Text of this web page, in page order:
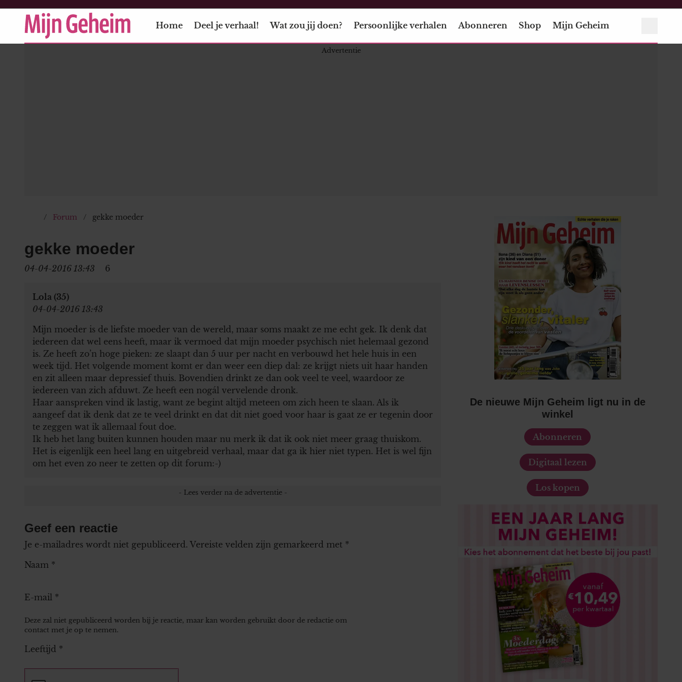
Home Deel je verhaal! Wat zou jij doen? Persoonlijke verhalen Abonneren Shop Mijn Geheim
Forum gekke moeder
gekke moeder
04-04-2016 13:43 6
Lola (35)
04-04-2016 13:43
Mijn moeder is de liefste moeder van de wereld, maar soms maakt ze me echt gek. Ik denk dat
iedereen dat wel eens heeft, maar ik vermoed dat mijn moeder psychisch niet helemaal gezond
is. Ze heeft zo’n hoge pieken: ze slaapt dan 5 uur per nacht en verbouwd het hele huis in een
week tijd. Het volgende moment komt er dan weer een diep dal: ze krijgt niets uit haar handen
en zit alleen maar depressief thuis. Bovendien drinkt ze dan ook veel te veel, waardoor ze
iedereen van zich afduwt. Ze heeft een nogál vervelende dronk.
Haar aanspreken vind ik lastig, want ze begint altijd meteen om zich heen te slaan. Als ik
aangeef dat ik denk dat ze te veel drinkt en dat dit niet goed voor haar is gaat ze er tegenin door
te zeggen wat ik allemaal fout doe.
Ik heb het lang buiten kunnen houden maar nu merk ik dat ik ook niet meer graag thuiskom.
Het is eigenlijk een heel lang en uitgebreid verhaal, maar dat ga ik hier niet typen. Het is wel fijn
om het even zo neer te zetten op dit forum:-)
Geef een reactie
Je e-mailadres wordt niet gepubliceerd. Vereiste velden zijn gemarkeerd met *
Naam *
E-mail *
Deze zal niet gepubliceerd worden bij je reactie, maar kan worden gebruikt door de redactie om
contact met je op te nemen.
Leeftijd *
De nieuwe Mijn Geheim ligt nu in de
winkel
Abonneren
Digitaal lezen
Los kopen